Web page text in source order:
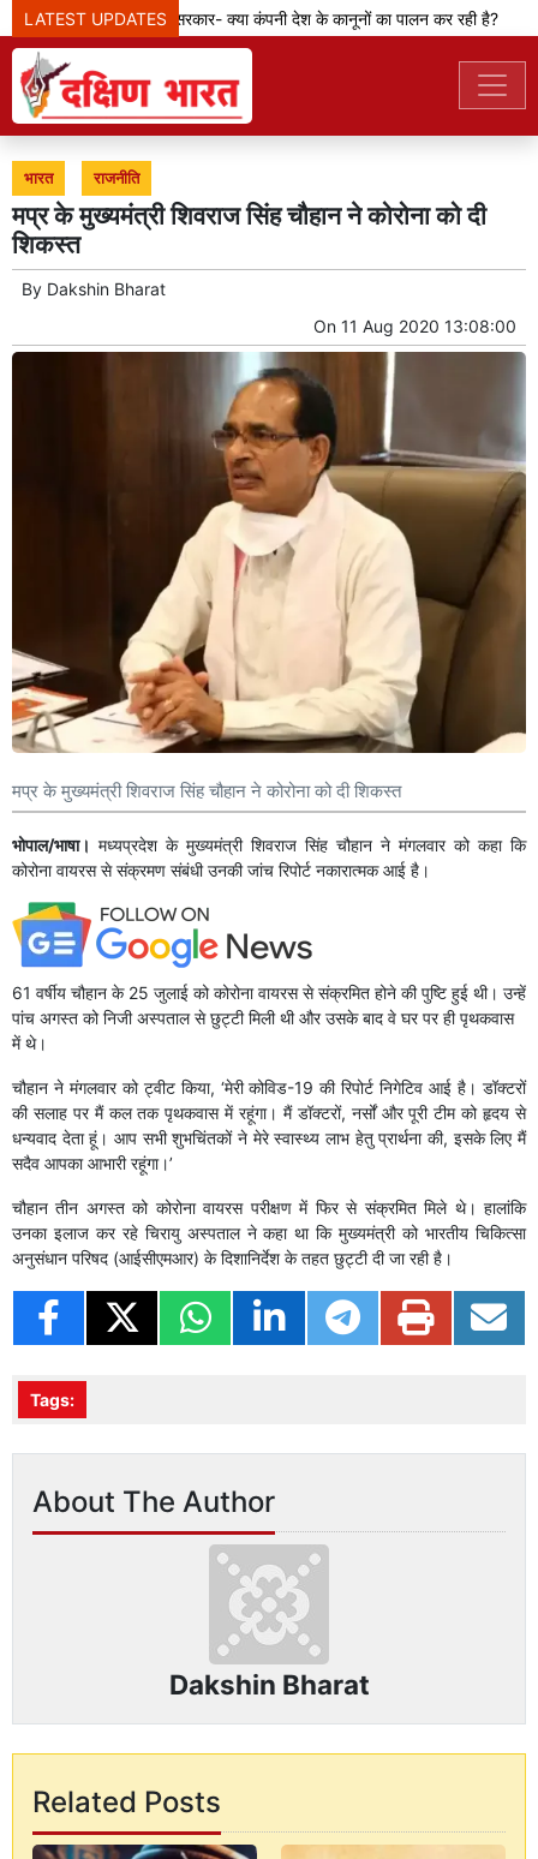
LATEST UPDATES
मेटा टीम से पूछ रही सरकार- क्या कंपनी देश के कानूनों का पालन कर रही है?
भारत राजनीति
मप्र के मुख्यमंत्री शिवराज सिंह चौहान ने कोरोना को दी
शिकस्त
By Dakshin Bharat
On 11 Aug 2020 13:08:00
मप्र के मुख्यमंत्री शिवराज सिंह चौहान ने कोरोना को दी शिकस्त
भोपाल/भाषा। मध्यप्रदेश के मुख्यमंत्री शिवराज सिंह चौहान ने मंगलवार को कहा कि
कोरोना वायरस से संक्रमण संबंधी उनकी जांच रिपोर्ट नकारात्मक आई है।
61 वर्षीय चौहान के 25 जुलाई को कोरोना वायरस से संक्रमित होने की पुष्टि हुई थी। उन्हें
पांच अगस्त को निजी अस्पताल से छुट्टी मिली थी और उसके बाद वे घर पर ही पृथकवास
में थे।
चौहान ने मंगलवार को ट्वीट किया, ‘मेरी कोविड-19 की रिपोर्ट निगेटिव आई है। डॉक्टरों
की सलाह पर मैं कल तक पृथकवास में रहूंगा। मैं डॉक्टरों, नर्सों और पूरी टीम को हृदय से
धन्यवाद देता हूं। आप सभी शुभचिंतकों ने मेरे स्वास्थ्य लाभ हेतु प्रार्थना की, इसके लिए मैं
सदैव आपका आभारी रहूंगा।’
चौहान तीन अगस्त को कोरोना वायरस परीक्षण में फिर से संक्रमित मिले थे। हालांकि
उनका इलाज कर रहे चिरायु अस्पताल ने कहा था कि मुख्यमंत्री को भारतीय चिकित्सा
अनुसंधान परिषद (आईसीएमआर) के दिशानिर्देश के तहत छुट्टी दी जा रही है।
Tags:
About The Author
Dakshin Bharat
Related Posts